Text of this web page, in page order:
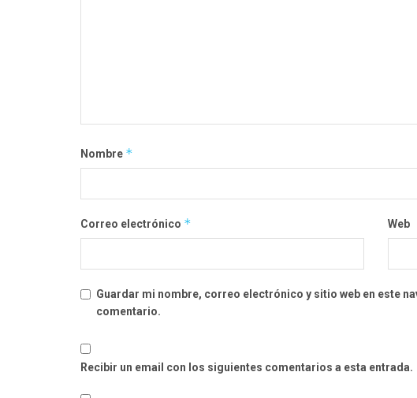
Nombre *
Correo electrónico * Web
Guardar mi nombre, correo electrónico y sitio web en este
comentario.
Recibir un email con los siguientes comentarios a esta entrada.